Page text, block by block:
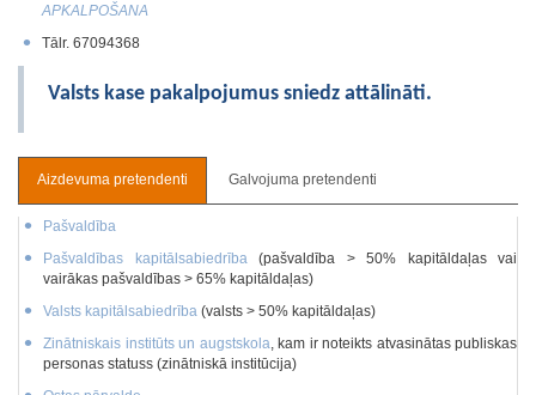
APKALPOŠANA
Tālr. 67094368
Valsts kase pakalpojumus sniedz attālināti.
Aizdevuma pretendenti Galvojuma pretendenti
Pašvaldība
Pašvaldības kapitālsabiedrība(pašvaldība > 50% kapitāldaļas vai
vairākas pašvaldības > 65% kapitāldaļas)
Valsts kapitālsabiedrība (valsts > 50% kapitāldaļas)
Zinātniskais institūts un augstskola, kam ir noteikts atvasinātas publiskas
personas statuss (zinātniskā institūcija)